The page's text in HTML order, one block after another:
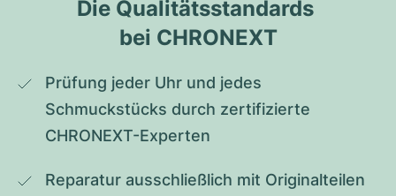
Die Qualitätsstandards
bei CHRONEXT
Prüfung jeder Uhr und jedes
Schmuckstücks durch zertifizierte
CHRONEXT-Experten
Reparatur ausschließlich mit Originalteilen